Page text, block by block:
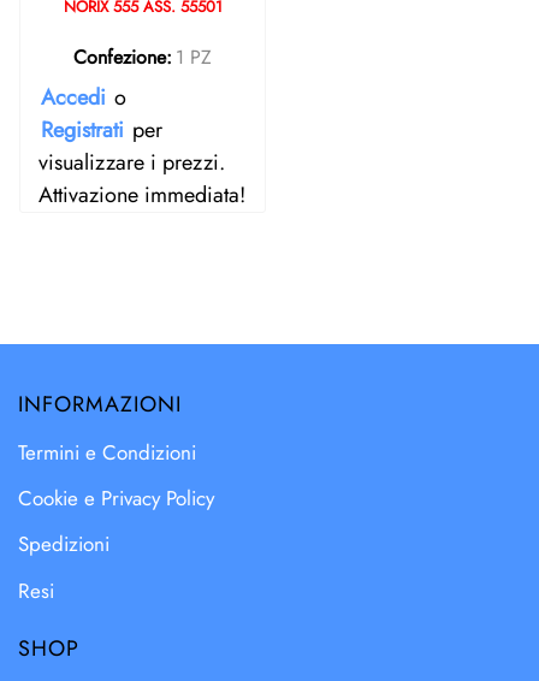
NORIX 555 ASS. 55501
Confezione: 1 PZ
Accedi o
Registrati per
visualizzare i prezzi.
Attivazione immediata!
INFORMAZIONI
Termini e Condizioni
Cookie e Privacy Policy
Spedizioni
Resi
SHOP